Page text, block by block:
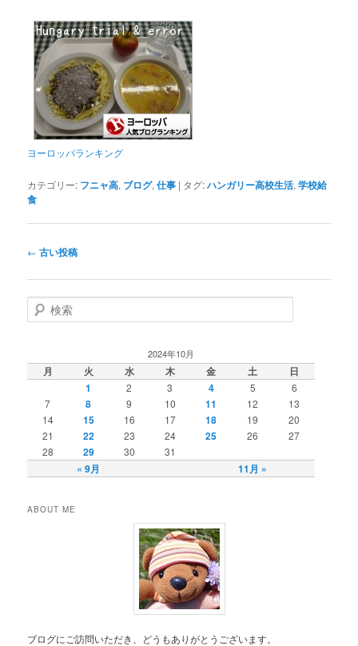
ヨーロッパランキング
カテゴリー: フニャ高, ブログ,仕事 | タグ:ハンガリー高校生活,学校給
食
投
ナ
ビ
ゲ
ョ
ン
← 古い投稿
検
索
2024年10月
月 火 水 木 金 土 日
« 9月 11月 »
1 2 3 4 5
6
7
8 9 10 11 12
13
14
15 16 17 18 19
20
21
22 23 24 25 26
27
28
29 30 31
ABOUT ME
ブログにご訪問いただき、どうもありがとうございます。